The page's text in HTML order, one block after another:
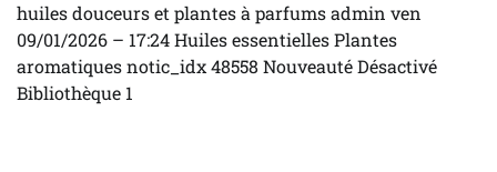
huiles douceurs et plantes à parfums admin ven
09/01/2026 – 17:24 Huiles essentielles Plantes
aromatiques notic_idx 48558 Nouveauté Désactivé
Bibliothèque 1